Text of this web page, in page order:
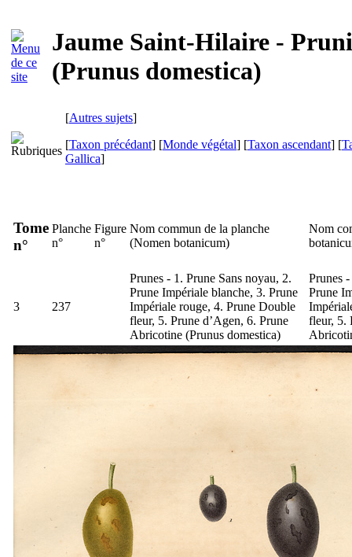
Jaume Saint-Hilaire -
(Prunus domestica)
[Autres sujets]
[Taxon précédant] [Monde végétal] [Taxon ascendant] [
Gallica]
Tome
n°
Planche
n°
Figure
n°
Nom commun de la planche
(Nomen botanicum)
Nom
3 237
Prunes - 1. Prune Sans noyau, 2.
Prune Impériale blanche, 3. Prune
Impériale rouge, 4. Prune Double
fleur, 5. Prune d’Agen, 6. Prune
Abricotine (Prunus domestica)
Prunes
Prune
fleur, 5.